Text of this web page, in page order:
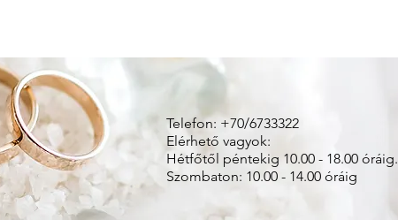
Telefon: +70/6733322
Elérhető vagyok:
Hétfőtől péntekig 10.00 - 18.00 óráig.
Szombaton: 10.00 - 14.00 óráig